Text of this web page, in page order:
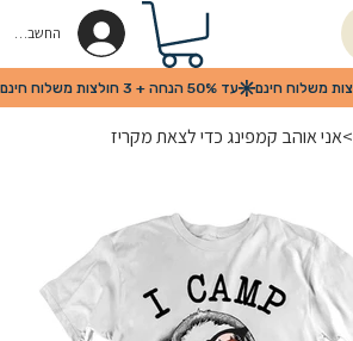
החשבון שלי
>אני אוהב קמפינג כדי לצאת מקריז